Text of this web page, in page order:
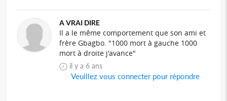
A VRAI DIRE
Il a le même comportement que son ami et
frère Gbagbo. "1000 mort à gauche 1000
mort à droite j'avance"
il y a 6 ans
Veuillez vous connecter pour répondre